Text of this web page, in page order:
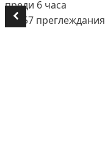
преди 6 часа
👁️ 557 преглеждания